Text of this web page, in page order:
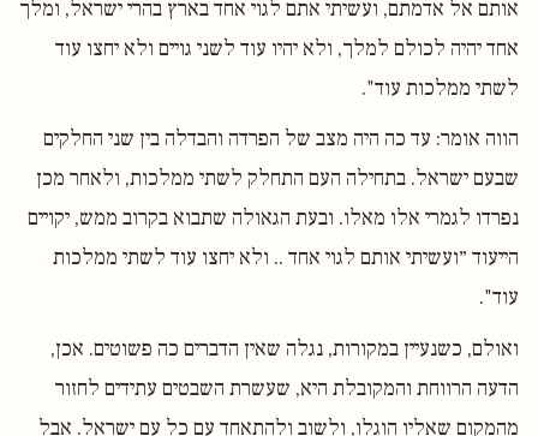
אותם אל אדמתם, ועשיתי אתם לגוי אחד בארץ בהרי ישראל, ומלך
אחד יהיה לכולם למלך, ולא יהיו עוד לשני גויים ולא יחצו עוד
לשתי ממלכות עוד".
הווה אומר: עד כה היה מצב של הפרדה והבדלה בין שני החלקים
שבעם ישראל. בתחילה העם התחלק לשתי ממלכות, ולאחר מכן
נפרדו לגמרי אלו מאלו. ובעת הגאולה שתבוא בקרוב ממש, יקויים
הייעוד ״ועשיתי אותם לגוי אחד .. ולא יחצו עוד לשתי ממלכות
עוד".
ואולם, כשנעיין במקורות, נגלה שאין הדברים כה פשוטים. אכן,
הדעה הרווחת והמקובלת היא, שעשרת השבטים עתידים לחזור
מהמקום שאליו הוגלו, ולשוב ולהתאחד עם כל עם ישראל. אבל